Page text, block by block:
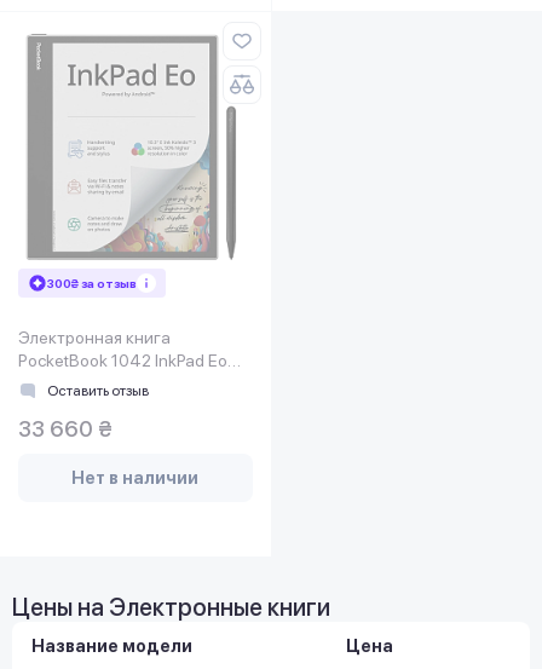
300₴ за отзыв
Электронная книга
PocketBook 1042 InkPad Eo
Mist Grey (PB1042-M-CIS)
Оставить отзыв
33 660 ₴
Нет в наличии
Цены на Электронные книги
Название модели Цена